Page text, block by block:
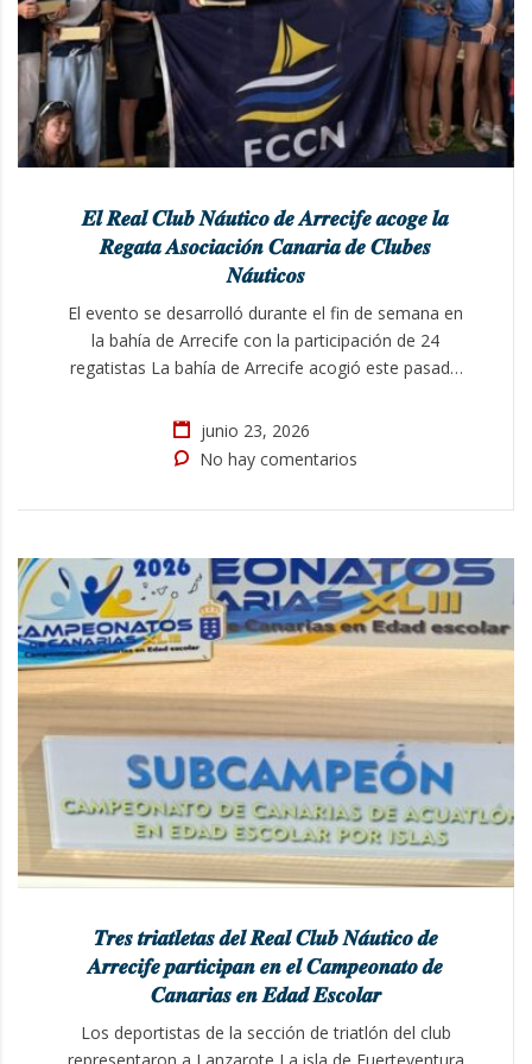
𝑬𝒍 𝑹𝒆𝒂𝒍 𝑪𝒍𝒖𝒃 𝑵𝒂́𝒖𝒕𝒊𝒄𝒐 𝒅𝒆 𝑨𝒓𝒓𝒆𝒄𝒊𝒇𝒆 𝒂𝒄𝒐𝒈𝒆 𝒍𝒂
𝑹𝒆𝒈𝒂𝒕𝒂 𝑨𝒔𝒐𝒄𝒊𝒂𝒄𝒊𝒐́𝒏 𝑪𝒂𝒏𝒂𝒓𝒊𝒂 𝒅𝒆 𝑪𝒍𝒖𝒃𝒆𝒔
𝑵𝒂́𝒖𝒕𝒊𝒄𝒐𝒔
El evento se desarrolló durante el fin de semana en
la bahía de Arrecife con la participación de 24
regatistas La bahía de Arrecife acogió este pasado
Clubes Náuticos, organizada en esta ocasión por el
Real Club Náutico de Arrecife y que se desarrolló en
la clase…
junio 23, 2026
No hay comentarios
𝑻𝒓𝒆𝒔 𝒕𝒓𝒊𝒂𝒕𝒍𝒆𝒕𝒂𝒔 𝒅𝒆𝒍 𝑹𝒆𝒂𝒍 𝑪𝒍𝒖𝒃 𝑵𝒂́𝒖𝒕𝒊𝒄𝒐 𝒅𝒆
𝑨𝒓𝒓𝒆𝒄𝒊𝒇𝒆 𝒑𝒂𝒓𝒕𝒊𝒄𝒊𝒑𝒂𝒏 𝒆𝒏 𝒆𝒍 𝑪𝒂𝒎𝒑𝒆𝒐𝒏𝒂𝒕𝒐 𝒅𝒆
𝑪𝒂𝒏𝒂𝒓𝒊𝒂𝒔 𝒆𝒏 𝑬𝒅𝒂𝒅 𝑬𝒔𝒄𝒐𝒍𝒂𝒓
Los deportistas de la sección de triatlón del club